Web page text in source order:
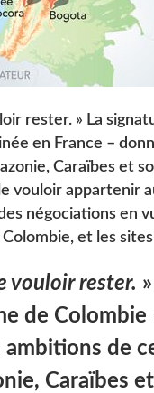
rester. » La
en France –
Caraïbes et
vouloir appartenir
négociations en
et les
vouloir rester.
de
de
Caraïbes